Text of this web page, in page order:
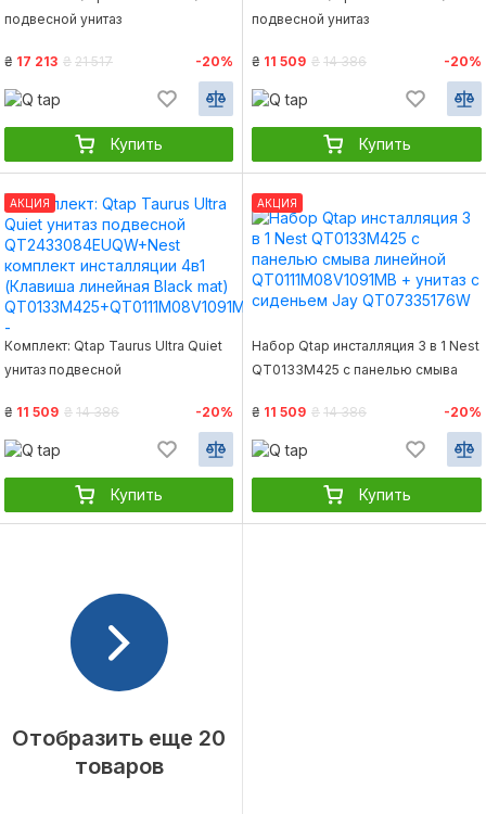
подвесной унитаз
комплект установки 4в1 (Клавиша
линейная Black mat)
QT0133M425+QT0111M08V1091MB
₴ 17 213 ₴ 21 517 -20%
Купить
подвесной унитаз
комплект установки 4в1 (Клавиша
квадратная Chrome)
QT0133M425+QT0111M06028CRM
₴ 11 509 ₴ 14 386 -20%
Купить
АКЦИЯ
Комплект: Qtap Taurus Ultra Quiet
унитаз подвесной
инсталляции 4в1 (Клавиша
линейная Black mat)
QT0133M425+QT0111M08V1091MB
₴ 11 509 ₴ 14 386 -20%
Купить
АКЦИЯ
Набор Qtap инсталляция 3 в 1 Nest
QT0133M425 с панелью смыва
унитаз с сиденьем Jay
QT07335176W
₴ 11 509 ₴ 14 386 -20%
Купить
Отобразить еще 20
товаров